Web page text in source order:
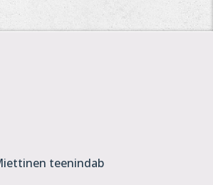
teenindab